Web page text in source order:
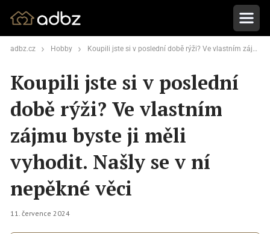
adbz.cz Hobby Koupili jste si v poslední době rýži? Ve vlastním zájmu byste ji měli vyhodit. Našly se v ní nepěkné věci
Koupili jste si v poslední
době rýži? Ve vlastním
zájmu byste ji měli
vyhodit. Našly se v ní
nepěkné věci
11. července 2024